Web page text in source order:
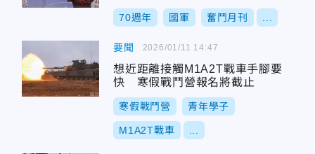
70週年 國軍 奮鬥月刊
要聞
想近距離接觸M1A2T戰車手腳要
快 寒假戰鬥營報名將截止
寒假戰鬥營 青年學子
M1A2T戰車
2026/01/11 14:47